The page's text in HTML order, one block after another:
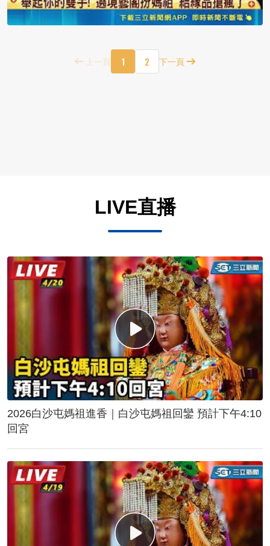
上一頁 1 2 下一頁
LIVE直播
2026白沙屯媽祖進香｜白沙屯媽祖回鑾 預計下午4:10
回宮